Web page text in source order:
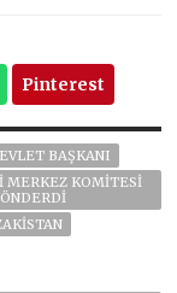
Pinterest
BAŞKANI
MERKEZ KOMITESI